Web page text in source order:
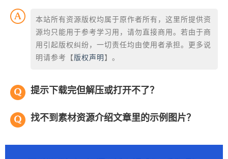
本站所有资源版权均属于原作者所有，这里所提供资
源均只能用于参考学习用，请勿直接商用。若由于商
用引起版权纠纷，一切责任均由使用者承担。更多说
明请参考【 版权声明 】。
提示下载完但解压或打开不了？
找不到素材资源介绍文章里的示例图片？